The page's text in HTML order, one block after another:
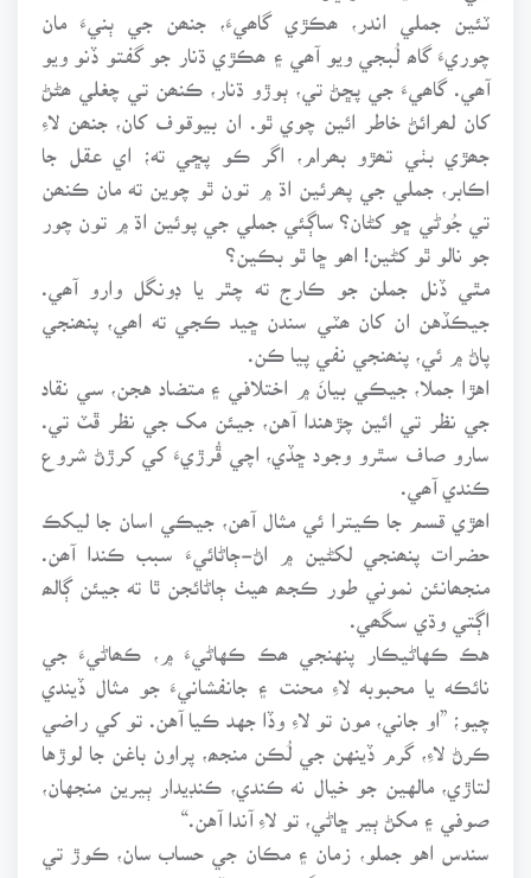
ٽئين جملي اندر، ھڪڙي گاھيءَ، جنھن جي ٻنيءَ مان
چوريءَ گاھ لُبجي ويو آھي ۽ ھڪڙي ڌنار جو گفتو ڏنو ويو
آھي. گاھيءَ جي پڇڻ تي، ٻوڙو ڌنار، ڪنھن تي چغلي ھڻڻ
کان لھرائڻ خاطر ائين چوي ٿو. ان بيوقوف کان، جنھن لاءِ
جھڙي بٺي تھڙو بھرام، اگر ڪو پڇي ته؛ اي عقل جا
اڪابر، جملي جي پھرئين اڌ ۾ تون ٿو چوين ته مان ڪنھن
تي جُوڻي ڇو کڻان؟ ساڳئي جملي جي پوئين اڌ ۾ تون چور
جو نالو ٿو کڻين! اھو ڇا ٿو بڪين؟
مٿي ڏنل جملن جو ڪارج ته چٿر يا ڊونگل وارو آھي.
جيڪڏهن ان کان ھٽي سندن ڇيد ڪجي ته اھي، پنھنجي
پاڻ ۾ ئي، پنھنجي نفي پيا ڪن.
اهڙا جملا، جيڪي بيانَ ۾ اختلافي ۽ متضاد هجن، سي نقاد
جي نظر تي ائين چڙهندا آهن، جيئن مک جي نظر ڦٽ تي.
سارو صاف سٿرو وجود ڇڏي، اچي ڦُرڙيءَ کي کرڙڻ شروع
ڪندي آھي.
اھڙي قسم جا ڪيترا ئي مثال آھن، جيڪي اسان جا ليکڪ
حضرات پنھنجي لکڻين ۾ اڻ-ڄاڻائيءَ سبب ڪندا آھن.
منجھانئن نموني طور ڪجھ ھيٺ ڄاڻائجن ٿا ته جيئن ڳالھ
اڳتي وڌي سگھي.
هڪ ڪهاڻيڪار پنهنجي ھڪ ڪهاڻيءَ ۾، ڪھاڻيءَ جي
نائڪه يا محبوبه لاءِ محنت ۽ جانفشانيءَ جو مثال ڏيندي
چيو؛ ”او جاني، مون تو لاءِ وڏا جهد ڪيا آهن. تو کي راضي
ڪرڻ لاءِ، گرم ڏينهن جي لُڪن منجھ، پراون باغن جا لوڙها
لتاڙي، مالهين جو خيال نه ڪندي، ڪنڊيدار ٻيرين منجهان،
صوفي ۽ مکڻ ٻير ڇاڻي، تو لاءِ آندا آهن.“
سندس اهو جملو، زمان ۽ مڪان جي حساب سان، ڪوڙ تي